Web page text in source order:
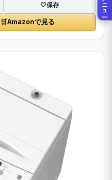
🤍保存
🛒Amazonで見る